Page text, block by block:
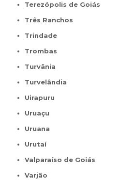
Terezópolis de Goiás
Três Ranchos
Trindade
Trombas
Turvânia
Turvelândia
Uirapuru
Uruaçu
Uruana
Urutaí
Valparaíso de Goiás
Varjão